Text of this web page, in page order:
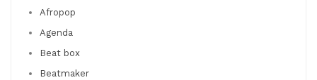
Afropop
Agenda
Beat box
Beatmaker